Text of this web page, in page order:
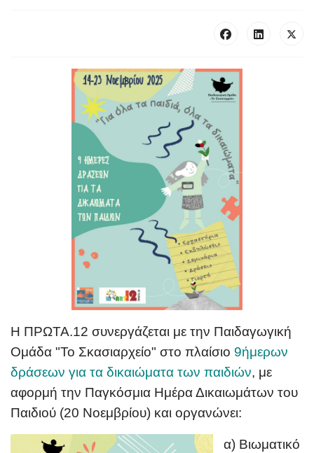
Η ΠΡΩΤΑ.12 συνεργάζεται με την Παιδαγωγική
Ομάδα "Το Σκασιαρχείο" στο πλαίσιο 9ήμερων
δράσεων για τα δικαιώματα των παιδιών, με
αφορμή την Παγκόσμια Ημέρα Δικαιωμάτων του
Παιδιού (20 Νοεμβρίου) και οργανώνει:
α) Βιωματικό